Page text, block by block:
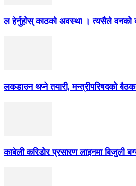
ल हेर्नुहोस् काठको अवस्था । त्यसैले
लकडाउन थप्ने तयारी, मन्त्रीपरिषदको
काबेली करिडोर प्रसारण लाइनमा बिजुली